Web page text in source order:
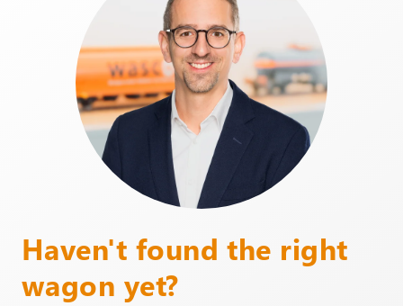
Haven't found the right
wagon yet?